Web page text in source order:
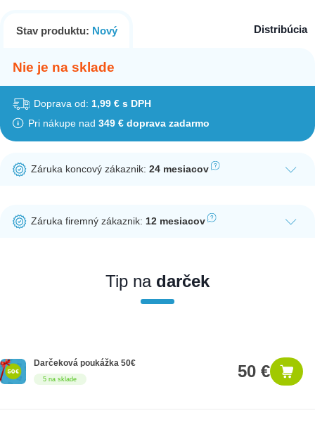
Stav produktu: Nový Distribúcia
Nie je na sklade
Doprava od:1,99 € s DPH
Pri nákupe nad 349 € doprava zadarmo
Záruka koncový zákaznik:24 mesiacov
potrebná registrácia zákazníckeho účtu.
Záruka firemný zákaznik: 12 mesiacov
nakupovať ako firemný zákazník, musíte sa pred nákupom
registrovať. Registrácia podlieha overeniu.
Tip nadarček
5 na sklade
Darčeková poukážka 50€ 50 €